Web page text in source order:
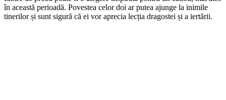
în această perioadă. Povestea celor doi ar putea ajunge la inimile
tinerilor și sunt sigură că ei vor aprecia lecția dragostei și a iertării.